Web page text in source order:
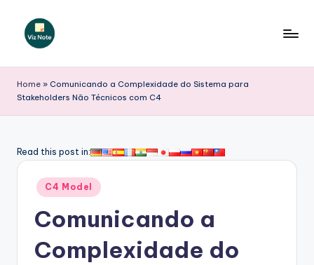
iz
N
t
Home » Comunicando a Complexidade do Sistema para
Stakeholders Não Técnicos com C4
Read this post in:
Posted
in
C4 Model
Comunicando a
Complexidade do